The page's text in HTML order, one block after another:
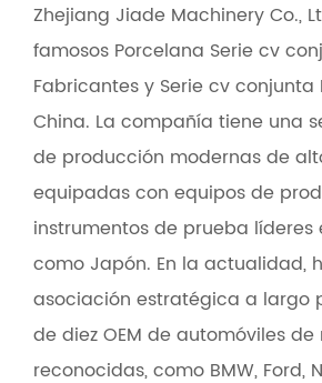
Zhejiang Jiade Machinery Co.,
famosos Porcelana Serie cv
Fabricantesy Serie cv conjunta
China. La compañía tiene una
de producción modernas de
equipadas con equipos de
instrumentos de prueba líderes
como Japón. En la actualidad,
asociación estratégica a largo
de diez OEM de automóviles
reconocidas, como BMW, Ford,